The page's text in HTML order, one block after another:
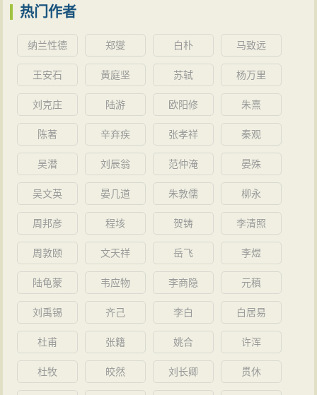
热门作者
纳兰性德 郑燮 白朴 马致远
王安石 黄庭坚 苏轼 杨万里
刘克庄 陆游 欧阳修 朱熹
陈著 辛弃疾 张孝祥 秦观
吴潜 刘辰翁 范仲淹 晏殊
吴文英 晏几道 朱敦儒 柳永
周邦彦 程垓 贺铸 李清照
周敦颐 文天祥 岳飞 李煜
陆龟蒙 韦应物 李商隐 元稹
刘禹锡 齐己 李白 白居易
杜甫 张籍 姚合 许浑
杜牧 皎然 刘长卿 贯休